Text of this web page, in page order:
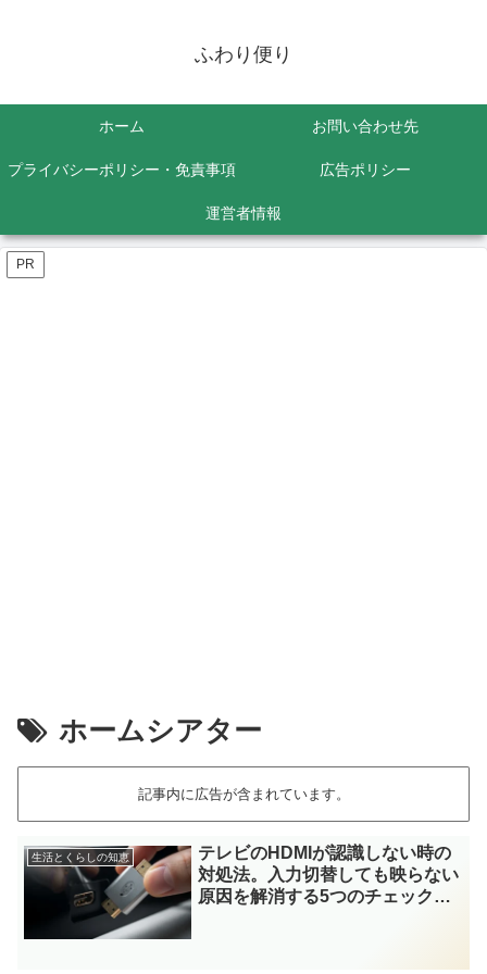
ふわり便り
ホーム お問い合わせ先
プライバシーポリシー・免責事項 広告ポリシー
運営者情報
PR
ホームシアター
記事内に広告が含まれています。
生活とくらしの知恵
テレビのHDMIが認識しない時の
対処法。入力切替しても映らない
原因を解消する5つのチェックリ